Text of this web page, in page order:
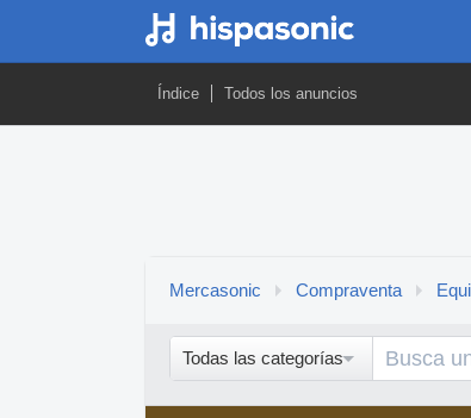
Índice Todos los anuncios
Mercasonic Compraventa
Todas las categorías